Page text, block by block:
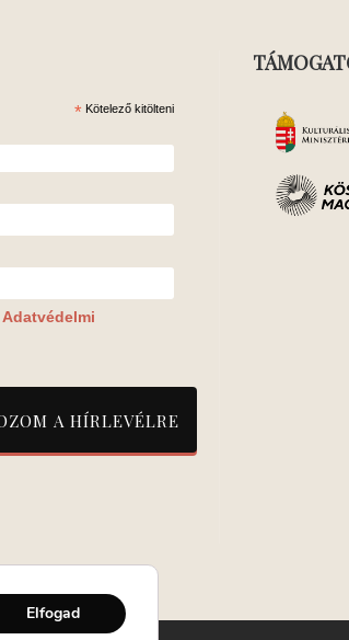
* Kötelező kitölteni
Adatvédelmi
Elfogad